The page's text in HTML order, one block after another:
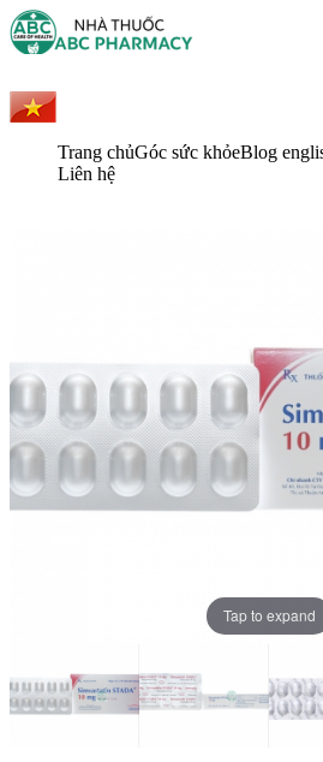
Trang chủGóc sức khỏeBlog
Liên hệ
Tap to expand